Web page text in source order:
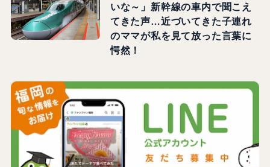
いな～」新幹線の車内で聞こえ
てきた声…近づいてきた子連れ
のママが私を見て放った言葉に
愕然！